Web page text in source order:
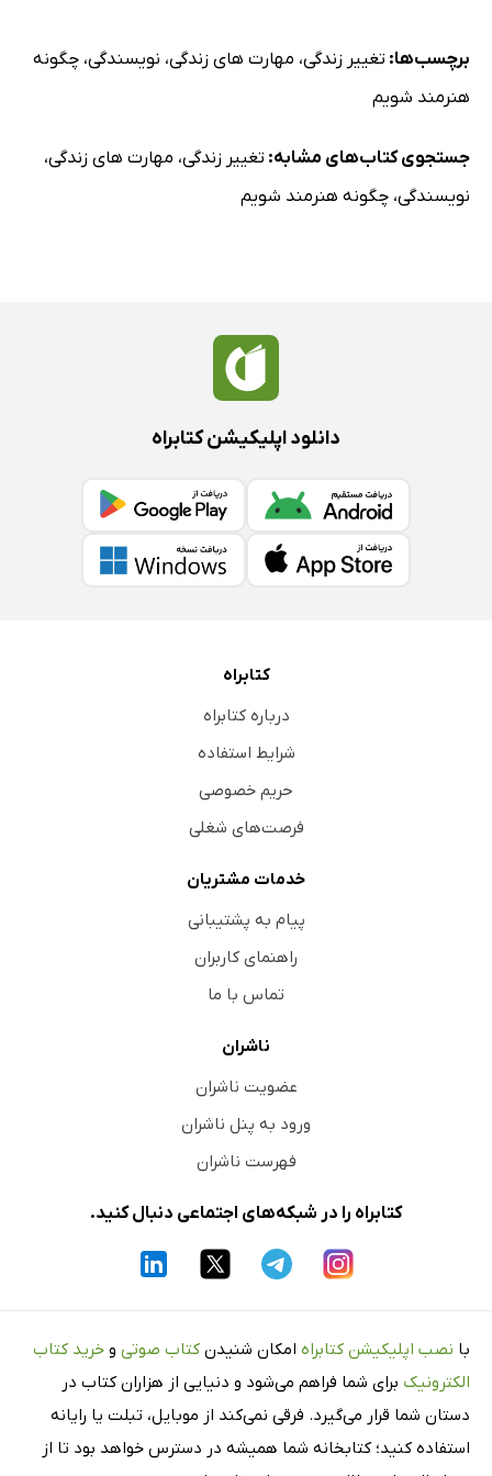
برچسب‌ها: تغییر زندگی، مهارت های زندگی، نویسندگی، چگونه
هنرمند شویم
جستجوی کتاب‌های مشابه: تغییر زندگی، مهارت های زندگی،
نویسندگی، چگونه هنرمند شویم
دانلود اپلیکیشن کتابراه
کتابراه
درباره کتابراه
شرایط استفاده
حریم خصوصی
فرصت‌های شغلی
خدمات مشتریان
پیام به پشتیبانی
راهنمای کاربران
تماس با ما
ناشران
عضویت ناشران
ورود به پنل ناشران
فهرست ناشران
کتابراه را در شبکه‌های اجتماعی دنبال کنید.
با نصب اپلیکیشن کتابراه امکان شنیدن کتاب صوتی و خرید کتاب
الکترونیک برای شما فراهم می‌شود و دنیایی از هزاران کتاب در
دستان شما قرار می‌گیرد. فرقی نمی‌کند از موبایل، تبلت یا رایانه
استفاده کنید؛ کتابخانه شما همیشه در دسترس خواهد بود تا از